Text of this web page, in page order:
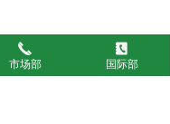
끅
市场部
끐
国际部